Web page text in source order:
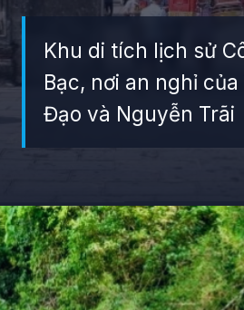
Khu di tích lịch sử
Bạc, nơi an nghỉ
Đạo và Nguyễn Trãi
Đang mở